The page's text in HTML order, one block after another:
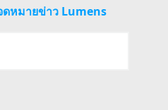
ดหมายข่าว Lumens